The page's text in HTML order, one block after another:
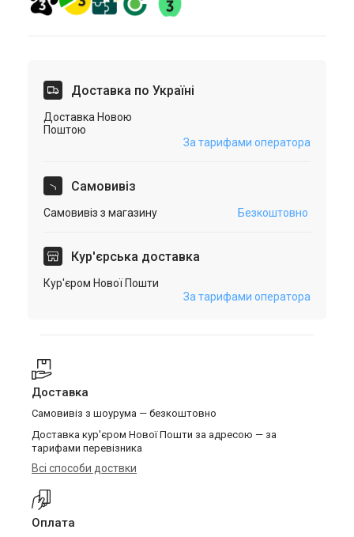
Доставка по Україні
Доставка Новою
Поштою
За тарифами оператора
Самовивіз
Самовивіз з магазину Безкоштовно
Кур'єрська доставка
Кур'єром Нової Пошти
За тарифами оператора
Доставка
Самовивіз з шоурума — безкоштовно
Доставка кур'єром Нової Пошти за адресою — за
тарифами перевізника
Всі способи доствки
Оплата